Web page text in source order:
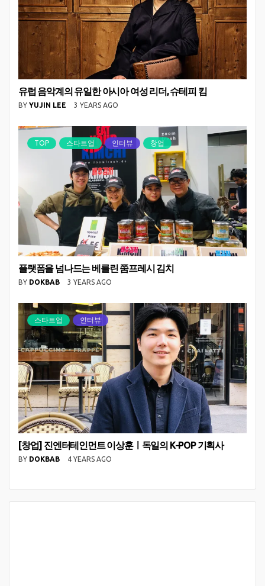
유럽 음악계의 유일한 아시아 여성 리더, 슈테피 킴
BY YUJIN LEE 3 YEARS AGO
TOP 스타트업 인터뷰 창업
플랫폼을 넘나드는 베를린 쭘프레시 김치
BY DOKBAB 3 YEARS AGO
스타트업 인터뷰
[창업] 진엔터테인먼트 이상훈ㅣ독일의 K-POP 기획사
BY DOKBAB 4 YEARS AGO